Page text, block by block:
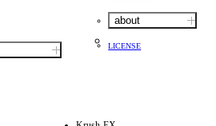
about
LICENSE